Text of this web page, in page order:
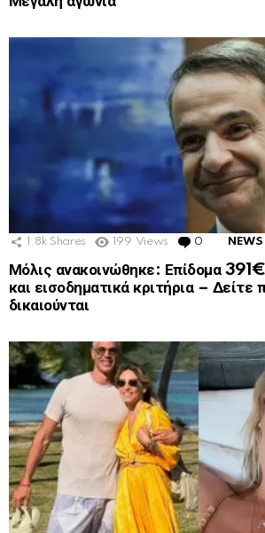
1.8k Shares 199 Views 0 Comments
NEWS
Μόλις ανακοινώθηκε: Επίδομα 391€
και εισοδηματικά κριτήρια – Δείτε
δικαιούνται